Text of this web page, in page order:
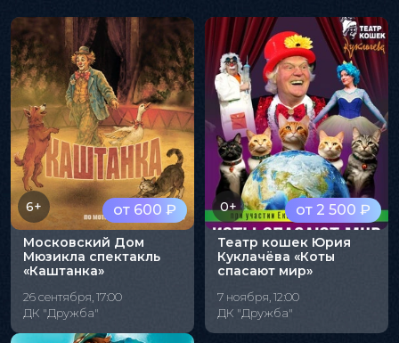
от 600 ₽
6+
Московский Дом
Мюзикла спектакль
«Каштанка»
26 сентября, 17:00
ДК "Дружба"
от 2 500 ₽
0+
Театр кошек Юрия
Куклачёва «Коты
спасают мир»
7 ноября, 12:00
ДК "Дружба"